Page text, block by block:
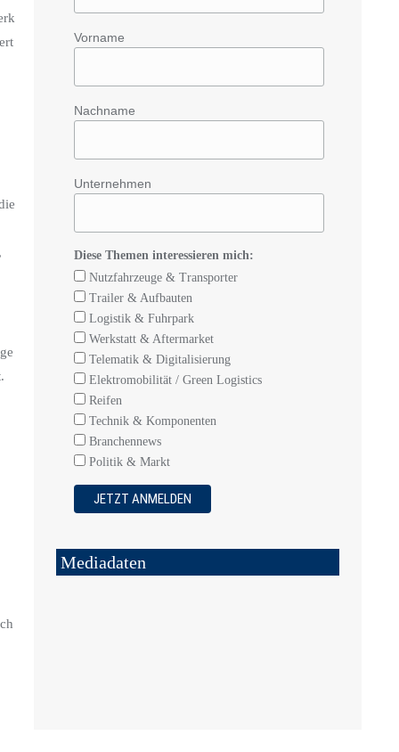
Vorname
Nachname
Unternehmen
Diese Themen interessieren mich:
Nutzfahrzeuge & Transporter
Trailer & Aufbauten
Logistik & Fuhrpark
Werkstatt & Aftermarket
Telematik & Digitalisierung
Elektromobilität / Green Logistics
Reifen
Technik & Komponenten
Branchennews
Politik & Markt
Mediadaten